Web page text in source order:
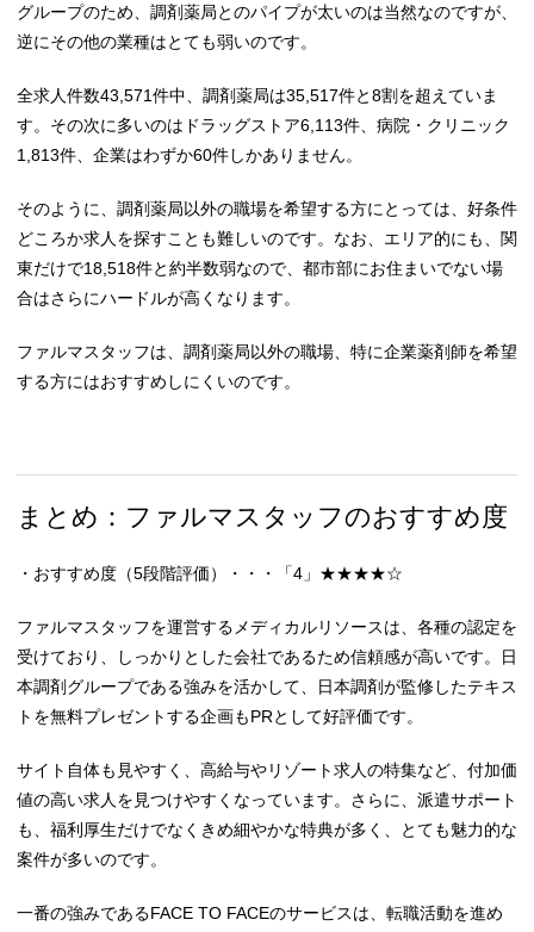
グループのため、調剤薬局とのパイプが太いのは当然なのですが、
逆にその他の業種はとても弱いのです。
全求人件数43,571件中、調剤薬局は35,517件と8割を超えていま
す。その次に多いのはドラッグストア6,113件、病院・クリニック
1,813件、企業はわずか60件しかありません。
そのように、調剤薬局以外の職場を希望する方にとっては、好条件
どころか求人を探すことも難しいのです。なお、エリア的にも、関
東だけで18,518件と約半数弱なので、都市部にお住まいでない場
合はさらにハードルが高くなります。
ファルマスタッフは、調剤薬局以外の職場、特に企業薬剤師を希望
する方にはおすすめしにくいのです。
まとめ：ファルマスタッフのおすすめ度
・おすすめ度（5段階評価）・・・「4」★★★★☆
ファルマスタッフを運営するメディカルリソースは、各種の認定を
受けており、しっかりとした会社であるため信頼感が高いです。日
本調剤グループである強みを活かして、日本調剤が監修したテキス
トを無料プレゼントする企画もPRとして好評価です。
サイト自体も見やすく、高給与やリゾート求人の特集など、付加価
値の高い求人を見つけやすくなっています。さらに、派遣サポート
も、福利厚生だけでなくきめ細やかな特典が多く、とても魅力的な
案件が多いのです。
一番の強みであるFACE TO FACEのサービスは、転職活動を進め